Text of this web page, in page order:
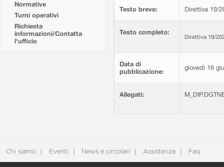
Normative
Turni operativi
Richiesta
informazioni/Contatta
l'ufficio
Testo breve: Direttiva 19/
Testo completo:
Direttiva 19/
Data di
pubblicazione:
giovedì 16
Allegati:
Chi siamo Eventi News e circolari Assistenza Faq